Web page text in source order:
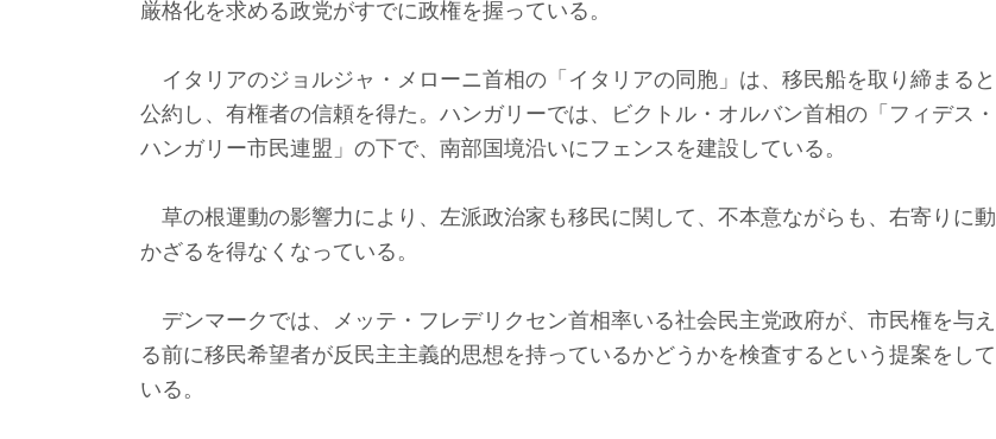
厳格化を求める政党がすでに政権を握っている。
イタリアのジョルジャ・メローニ首相の「イタリアの同胞」は、移民船を取り締まると
公約し、有権者の信頼を得た。ハンガリーでは、ビクトル・オルバン首相の「フィデス・
ハンガリー市民連盟」の下で、南部国境沿いにフェンスを建設している。
草の根運動の影響力により、左派政治家も移民に関して、不本意ながらも、右寄りに動
かざるを得なくなっている。
デンマークでは、メッテ・フレデリクセン首相率いる社会民主党政府が、市民権を与え
る前に移民希望者が反民主主義的思想を持っているかどうかを検査するという提案をして
いる。